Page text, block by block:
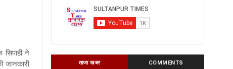
ने
जानकारी
ताजा खबर COMMENTS